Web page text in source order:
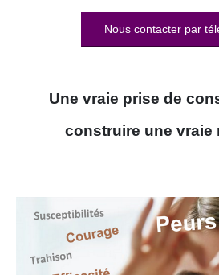
Nous contacter par
Une vraie prise de
construire une vraie